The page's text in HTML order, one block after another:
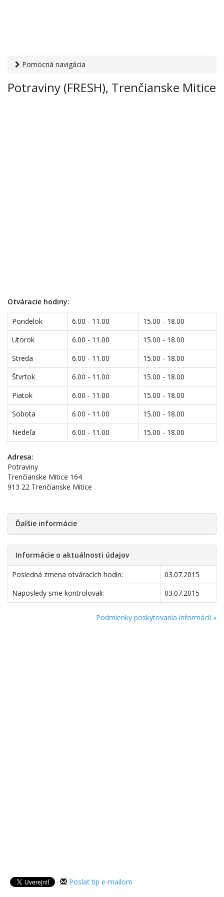
Pomocná navigácia
Potraviny (FRESH), Trenčianske Mitice
Potraviny (FRESH), Trenčianske Mitice
Otváracie hodiny:
Pondelok 6.00 - 11.00
15.00 - 18.00
Utorok
6.00 - 11.00
15.00 - 18.00
Streda
6.00 - 11.00
15.00 - 18.00
Štvrtok
6.00 - 11.00
15.00 - 18.00
Piatok
6.00 - 11.00
15.00 - 18.00
Sobota
6.00 - 11.00
15.00 - 18.00
Nedeľa
6.00 - 11.00 15.00 - 18.00
Adresa:
Potraviny
Trenčianske Mitice 164
913 22 Trenčianske Mitice
Ďalšie informácie
Informácie o aktuálnosti údajov
Posledná zmena otváracích hodín:
03.07.2015
Naposledy sme kontrolovali:
03.07.2015
Podmienky poskytovania informácií »
Poslať tip e-mailom